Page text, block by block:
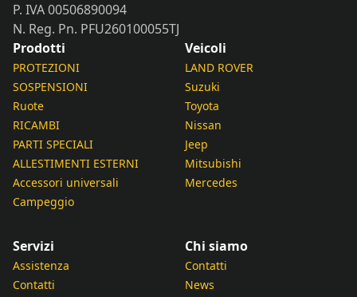
P. IVA 00506890094
N. Reg. Pn. PFU260100055TJ
Prodotti
PROTEZIONI
SOSPENSIONI
Ruote
RICAMBI
PARTI SPECIALI
ALLESTIMENTI ESTERNI
Accessori universali
Campeggio
Veicoli
LAND ROVER
Suzuki
Toyota
Nissan
Jeep
Mitsubishi
Mercedes
Servizi
Assistenza
Contatti
Chi siamo
Contatti
News